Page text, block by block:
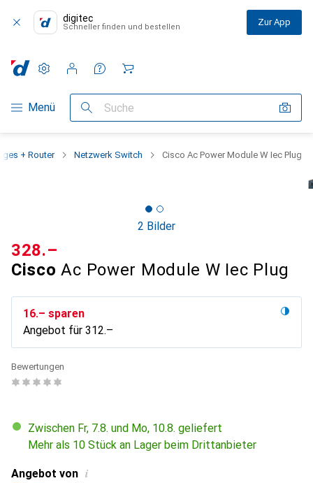
digitec
Schneller finden und bestellen Zur App
Navigation nach Kategorien
Menü Suche
Einstellungen
Kundenkonto
Vergleichslisten
Merklisten
Warenkorb
+ Router Netzwerk Switch Cisco Ac Power Module W Iec Plug
2 Bilder
Cisco Ac Power Module W Iec Plug
CHF
328.–
CHF
16.– sparen
Angebot für CHF
312.–
Bewertungen
Zwischen Fr, 7.8. und Mo, 10.8. geliefert
Mehr als 10 Stück an Lager beim Drittanbieter
Angebot von i